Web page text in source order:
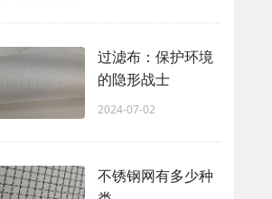
过滤布：保护环境
的隐形战士
2024-07-02
不锈钢网有多少种